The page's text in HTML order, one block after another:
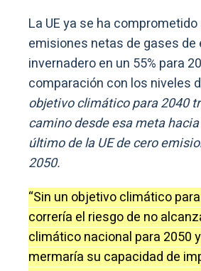
La UE ya se ha
emisiones netas de gases
invernadero en un 55% para
comparación con los niveles
objetivo climático para 2040
camino desde esa meta
último de la UE de cero
2050.
“Sin un objetivo climático para
correría el riesgo de no
climático nacional para 2050
mermaría su capacidad de